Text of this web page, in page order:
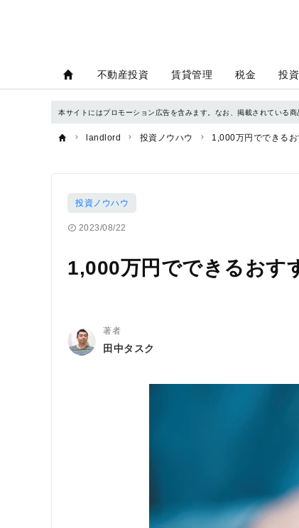
不動産投資 賃貸管理 税金 投
本サイトにはプロモーション広告を含みます。なお、掲載されている
landlord 投資ノウハウ 1,000万円でできる
投資ノウハウ
2023/08/22
1,000万円でできるおす
著者
田中タスク